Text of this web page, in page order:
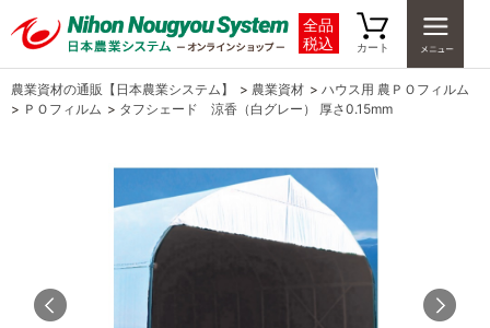
全品
税込
カート
農業資材の通販【日本農業システム】 > 農業資材 > ハウス用 農ＰＯフィルム
> ＰＯフィルム > タフシェード 涼香（白グレー） 厚さ0.15mm